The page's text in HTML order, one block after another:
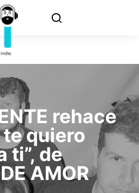
rehace
te quiero
ti”, de
AMOR